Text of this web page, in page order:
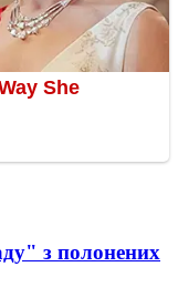
з полонених